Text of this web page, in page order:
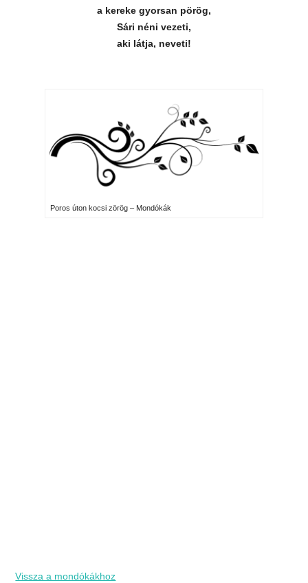
a kereke gyorsan pörög,
Sári néni vezeti,
aki látja, neveti!
Poros úton kocsi zörög – Mondókák
Vissza a mondókákhoz